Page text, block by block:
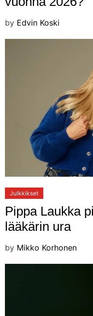
by Edvin Koski
Julkkikset
Pippa Laukka
lääkärin ura
by Mikko Korhonen